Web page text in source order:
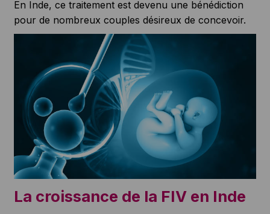
En Inde, ce traitement est devenu une bénédiction
pour de nombreux couples désireux de concevoir.
La croissance de la FIV en Inde